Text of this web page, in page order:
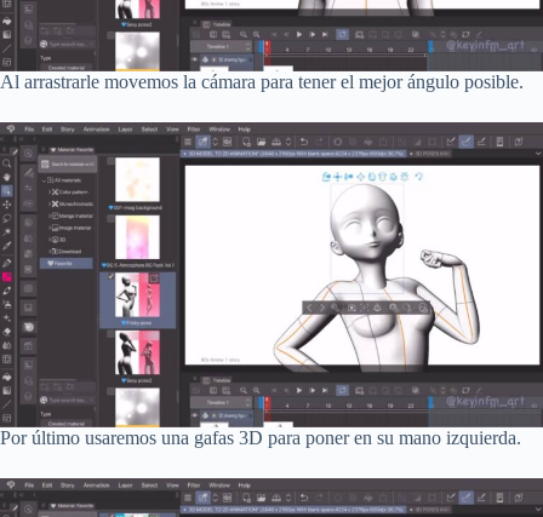
Al arrastrarle movemos la cámara para tener el mejor ángulo posible.
Por último usaremos una gafas 3D para poner en su mano izquierda.